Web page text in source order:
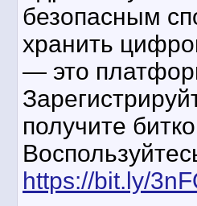
безопасным
хранить
— это
получите
https://bit.ly/